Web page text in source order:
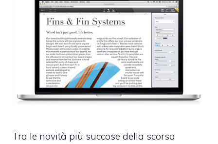
Tra le novità più succose della scorsa